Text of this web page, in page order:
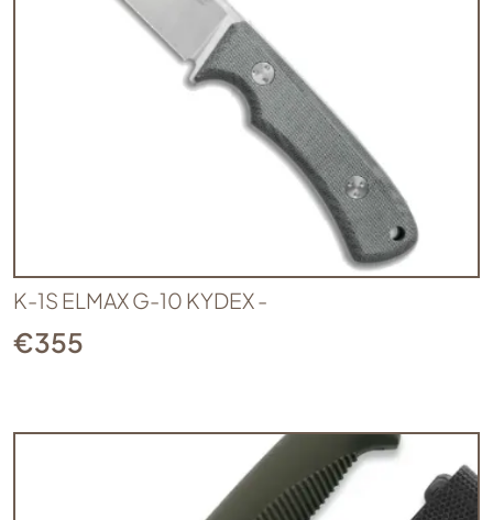
K-1S ELMAX G-10 KYDEX -
€355